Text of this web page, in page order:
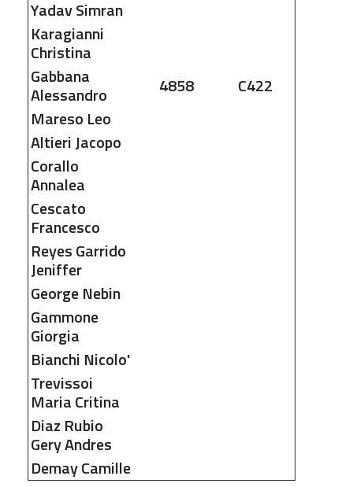
YadavSimran
Karagianni
Christina
Gabbana
Alessandro 4858
C422
Mareso Leo
AltieriJacopo
Corallo
Annalea
Cescato
Francesco
Reyes Garrido
Jeniffer
GeorgeNebin
Gammone
Giorgia
Bianchi Nicolo'
Trevissoi
Maria Critina
Diaz Rubio
Gery Andres
DemayCamille